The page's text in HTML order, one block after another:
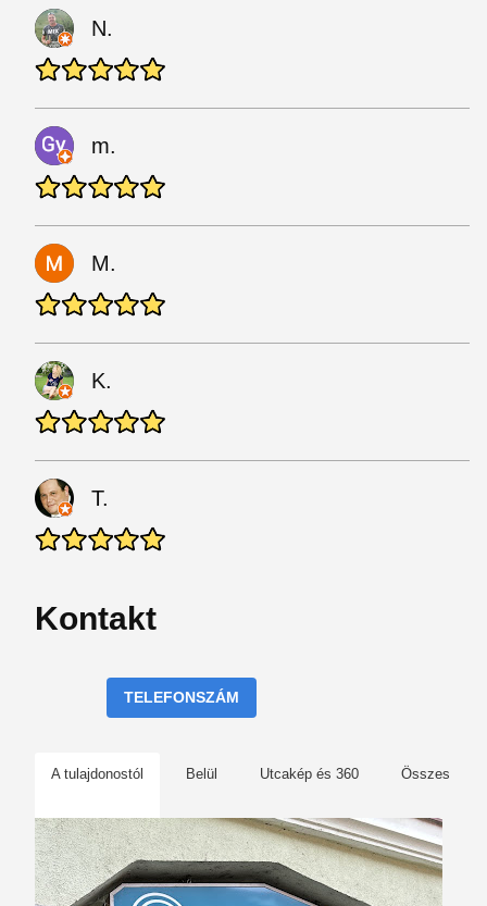
N.
m.
M.
K.
T.
Kontakt
TELEFONSZÁM
A tulajdonostól Belül Utcakép és 360 Összes